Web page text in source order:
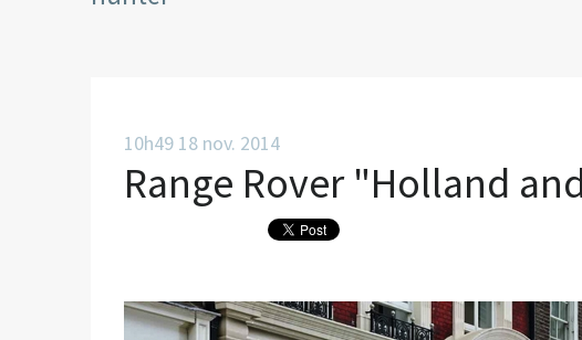
10h49 18 nov. 2014
Range Rover "Holland